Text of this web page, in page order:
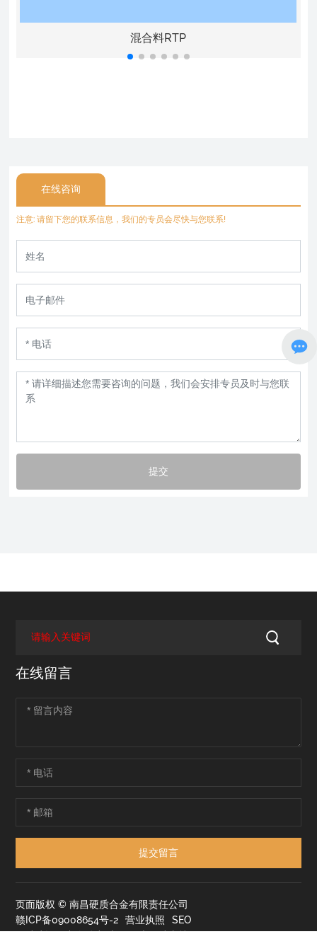
混合料RTP
在线咨询
注意: 请留下您的联系信息，我们的专员会尽快与您联系!
提交
在线留言
提交留言
页面版权 © 南昌硬质合金有限责任公司
赣ICP备09008654号-2
营业执照
SEO